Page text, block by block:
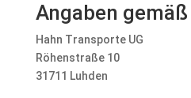
Angaben
Hahn Transporte UG
Röhenstraße 10
31711 Luhden